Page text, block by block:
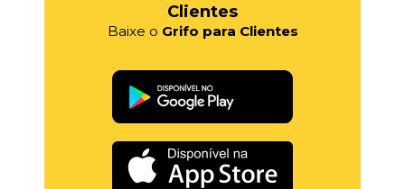
Clientes
Baixe o Grifo para Clientes